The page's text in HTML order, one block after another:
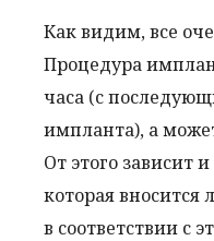
Как видим, все
Процедура
часа (с
импланта), а
От этого зависит
которая вносится
в соответствии с